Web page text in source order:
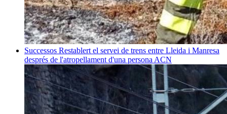
Successos Restablert el servei de trens entre Lleida i Manresa
després de l'atropellament d'una persona ACN